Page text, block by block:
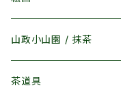
ヘレンド / Herend
リヤドロ / Lladro
物故作家 / 廃盤品
現存作家
山政小山園 / 抹茶
抹茶 / 茶葉
茶道具